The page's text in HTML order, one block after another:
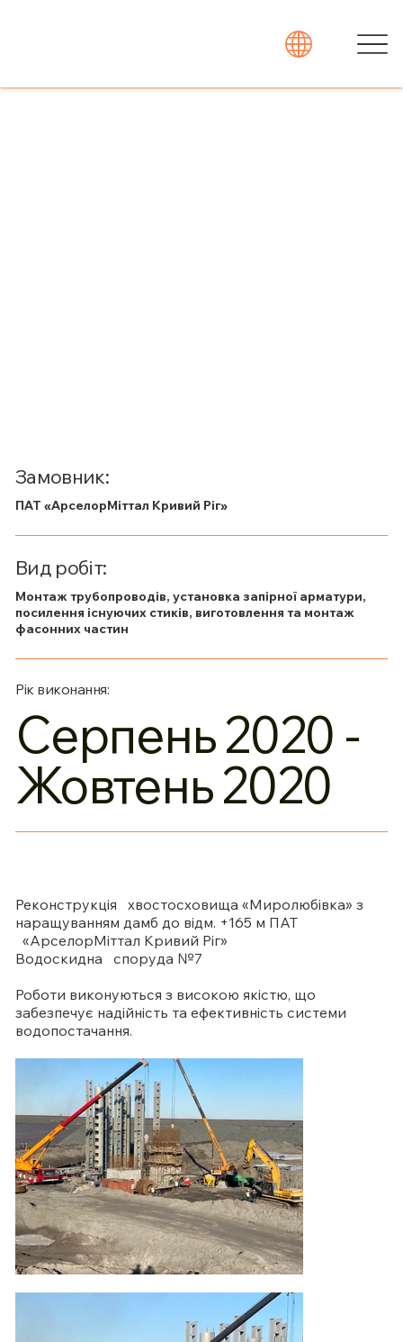
Замовник:
ПАТ «АрселорМіттал Кривий Ріг»
Вид робіт:
Монтаж трубопроводів, установка запірної арматури,
посилення існуючих стиків, виготовлення та монтаж
фасонних частин
Рік виконання:
Серпень 2020 -
Жовтень 2020
Реконструкція хвостосховища «Миролюбівка» з
наращуванням дамб до відм. +165 м ПАТ
«АрселорМіттал Кривий Ріг»
Водоскидна споруда №7
Роботи виконуються з високою якістю, що
забезпечує надійність та ефективність системи
водопостачання.